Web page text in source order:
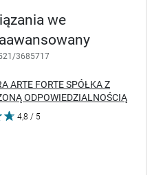
we
3685717
ARTE FORTE SPÓŁKA Z
ODPOWIEDZIALNOŚCIĄ
4,8 / 5